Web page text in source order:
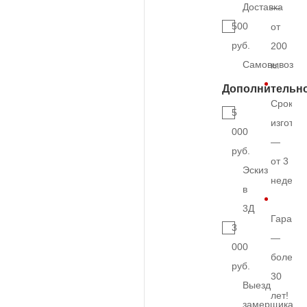
Доставка
500
руб.
Самовывоз
5
000
руб.
Эскиз
в
3Д
3
000
руб.
Выезд
замерщика
—
от
200
кг.
Срок
—
от 3
недели
—
более
30
лет!